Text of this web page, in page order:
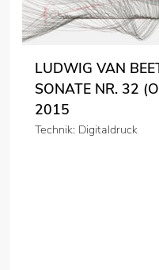
LUDWIG VAN
SONATE NR. 32
2015
Technik: Digitaldruck